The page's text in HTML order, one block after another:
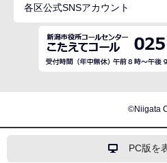
ま各区公式SNSアカウント
©Niigata
PC版を